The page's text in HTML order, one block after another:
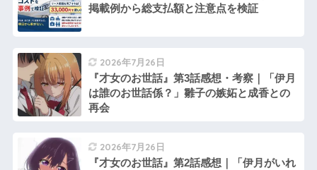
掲載例から総支払額と注意点を検証
2026年7月26日
『才女のお世話』第3話感想・考察｜「伊月
は誰のお世話係？」雛子の嫉妬と成香との
再会
2026年7月26日
『才女のお世話』第2話感想｜「伊月がいれ